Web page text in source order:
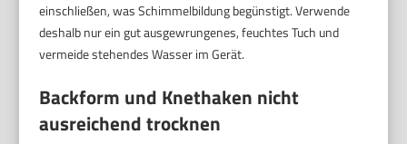
einschließen, was Schimmelbildung begünstigt. Verwende
deshalb nur ein gut ausgewrungenes, feuchtes Tuch und
vermeide stehendes Wasser im Gerät.
Backform und Knethaken nicht
ausreichend trocknen